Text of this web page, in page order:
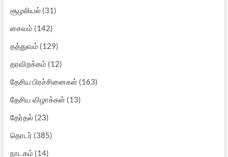
சூழலியல்(31)
சைவம் (142)
தத்துவம் (129)
தரவிறக்கம் (12)
தேசிய பிரச்சினைகள்(163)
தேசிய விழாக்கள்(13)
தேர்தல்(23)
தொடர் (385)
நாடகம் (14)